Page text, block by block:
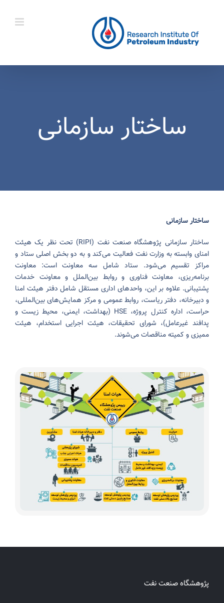
ساختار سازمانی
ساختار سازمانی
ساختار سازمانی پژوهشگاه صنعت نفت (RIPI) تحت نظر یک هیئت
امنای وابسته به وزارت نفت فعالیت می‌کند و به دو بخش اصلی ستاد و
مراکز تقسیم می‌شود. ستاد شامل سه معاونت است: معاونت
برنامه‌ریزی، معاونت فناوری و روابط بین‌الملل و معاونت خدمات
پشتیبانی. علاوه بر این، واحدهای اداری مستقل شامل دفتر هیئت امنا
و دبیرخانه، دفتر ریاست، روابط عمومی و مرکز همایش‌های بین‌المللی،
حراست، اداره کنترل پروژه، HSE (بهداشت، ایمنی، محیط زیست و
پدافند غیرعامل)، شورای تحقیقات، هیئت اجرایی استخدام، هیئت
ممیزی و کمیته مناقصات می‌شوند.
پژوهشگاه صنعت نفت